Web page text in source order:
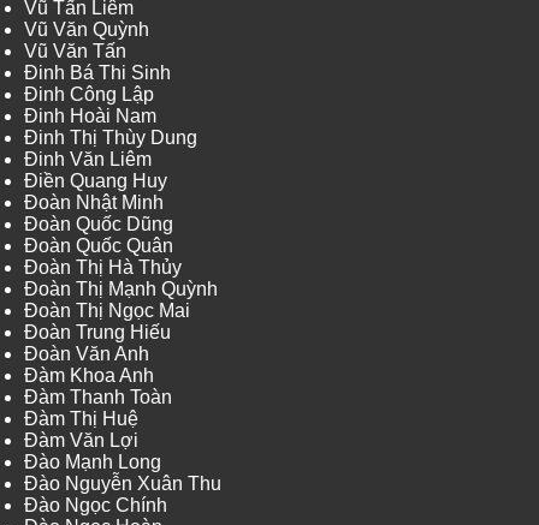
Vũ Tấn Liêm
Vũ Văn Quỳnh
Vũ Văn Tấn
Đinh Bá Thi Sinh
Đinh Công Lập
Đinh Hoài Nam
Đinh Thị Thùy Dung
Đinh Văn Liêm
Điền Quang Huy
Đoàn Nhật Minh
Đoàn Quốc Dũng
Đoàn Quốc Quân
Đoàn Thị Hà Thủy
Đoàn Thị Mạnh Quỳnh
Đoàn Thị Ngọc Mai
Đoàn Trung Hiếu
Đoàn Văn Anh
Đàm Khoa Anh
Đàm Thanh Toàn
Đàm Thị Huệ
Đàm Văn Lợi
Đào Mạnh Long
Đào Nguyễn Xuân Thu
Đào Ngọc Chính